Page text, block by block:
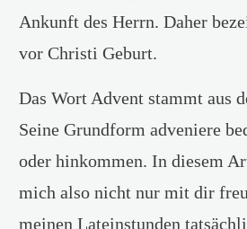
Ankunft des Herrn. Daher
vor Christi Geburt.
Das Wort Advent stammt aus
Seine Grundform adveniere
oder hinkommen. In diesem
mich also nicht nur mit dir
meinen Lateinstunden